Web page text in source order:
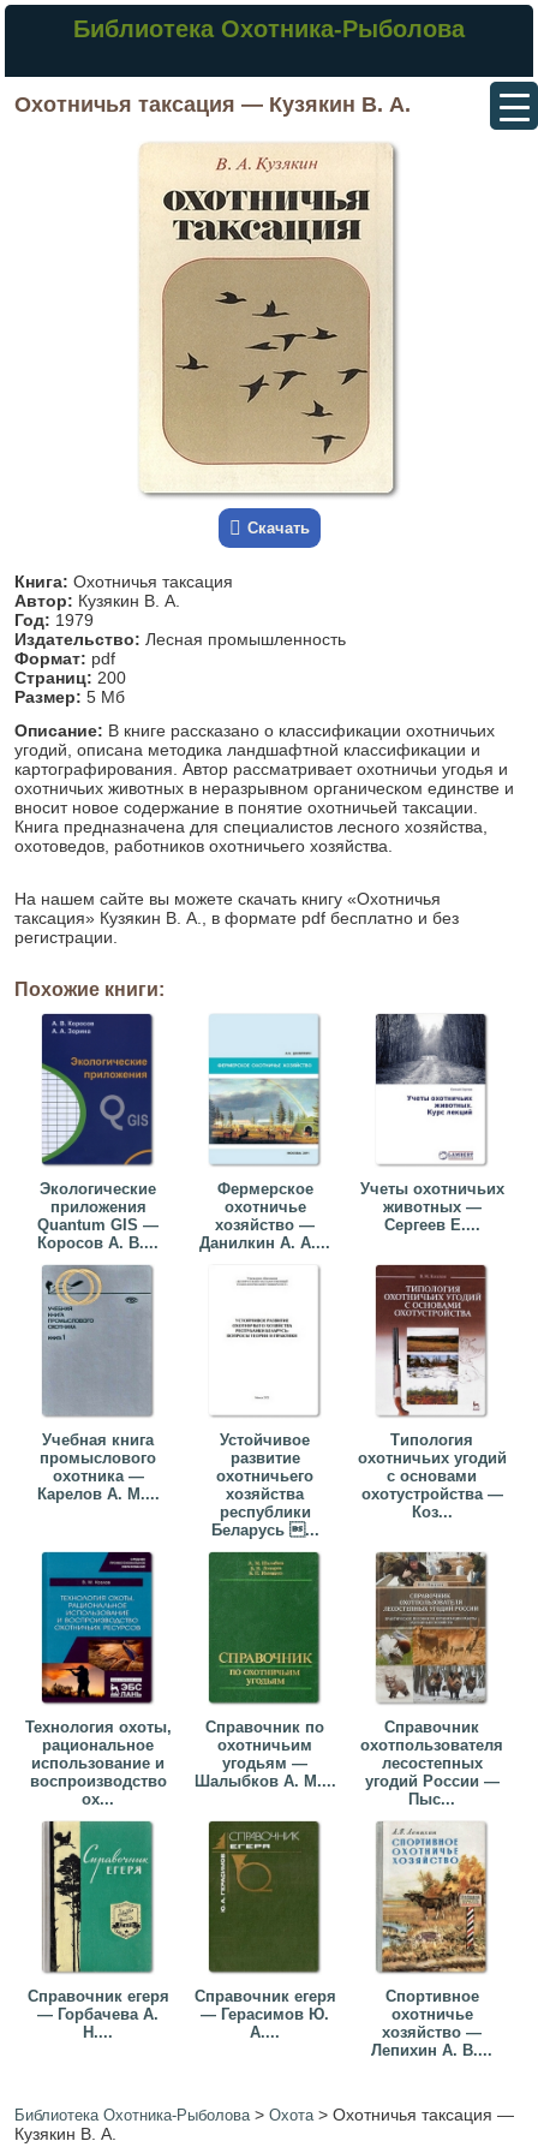
Библиотека Охотника-Рыболова
Охотничья таксация — Кузякин В. А.
Скачать
Книга: Охотничья таксация
Автор: Кузякин В. А.
Год: 1979
Издательство: Лесная промышленность
Формат: pdf
Страниц: 200
Размер: 5 Мб
Описание: В книге рассказано о классификации охотничьих
угодий, описана методика ландшафтной классификации и
картографирования. Автор рассматривает охотничьи угодья и
охотничьих животных в неразрывном органическом единстве и
вносит новое содержание в понятие охотничьей таксации.
Книга предназначена для специалистов лесного хозяйства,
охотоведов, работников охотничьего хозяйства.
На нашем сайте вы можете скачать книгу «Охотничья
таксация» Кузякин В. А., в формате pdf бесплатно и без
регистрации.
Похожие книги:
Экологические
приложения
Quantum GIS —
Коросов А. В....
Фермерское
охотничье
хозяйство —
Данилкин А. А....
Учеты охотничьих
животных —
Сергеев Е....
Учебная книга
промыслового
охотника —
Карелов А. М....
Устойчивое
развитие
охотничьего
хозяйства
республики
Беларусь ...
Типология
охотничьих угодий
с основами
охотустройства —
Коз...
Технология охоты,
рациональное
использование и
воспроизводство
ох...
Справочник по
охотничьим
угодьям —
Шалыбков А. М....
Справочник
охотпользователя
лесостепных
угодий России —
Пыс...
Справочник егеря
— Горбачева А.
Н....
Справочник егеря
— Герасимов Ю.
А....
Спортивное
охотничье
хозяйство —
Лепихин А. В....
Библиотека Охотника-Рыболова>Охота>Охотничья таксация —
Кузякин В. А.